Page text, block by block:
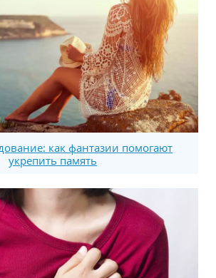
как фантазии помогают
укрепить память